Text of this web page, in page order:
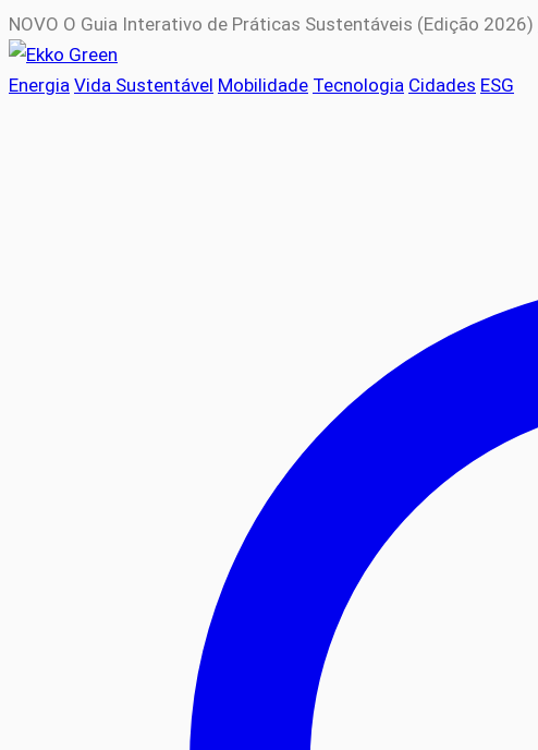
NOVO O Guia Interativo de Práticas Sustentáveis (Edição 2026)
Energia Vida Sustentável Mobilidade Tecnologia Cidades ESG